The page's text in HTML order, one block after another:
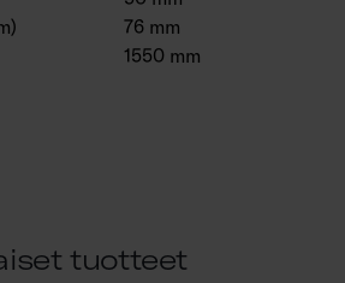
76 mm
1550 mm
tuotteet